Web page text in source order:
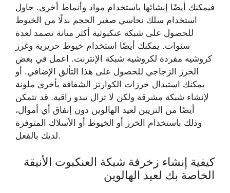
فيمكنك أيضًا إنشائها باستخدام مواد وأنماط أخرى. حاول
استخدام سلك نحاسي صغير الحجم بدلًا من الخيوط
للحصول على شبكة عنكبوتية أكثر متانة تصمد لعدة
سنوات. يمكنك أيضًا استخدام خيوط حريرية وغرز
كروشيه مفردة لكروشيه شبكة الإنترنت. اعمل في بعض
الخرز الزجاجي للحصول على هذا التألق الإضافي. أو
يمكنك استبدال خرزات الكوارتز الشفافة بأخرى ملونة
لإنشاء شبكة مشرقة ولكن لا تزال تبدو راقية. قد تتمكن
أيضًا من التزيين لعيد الهالوين دون إنفاق أي أموال،
وذلك باستخدام الخرز أو الخيوط أو الأسلاك المتوفرة
لديك بالفعل.
كيفية إنشاء زخرفة شبكة العنكبوت الأنيقة
الخاصة بك لعيد الهالوين